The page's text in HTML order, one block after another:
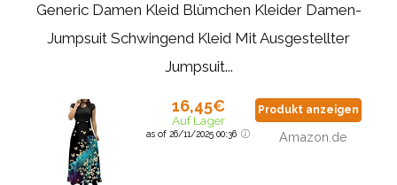
Generic Damen Kleid Blümchen Kleider Damen-
Jumpsuit Schwingend Kleid Mit Ausgestellter
Jumpsuit...
16,45€
Auf Lager
as of 26/11/2025 00:36
Produkt anzeigen
Amazon.de